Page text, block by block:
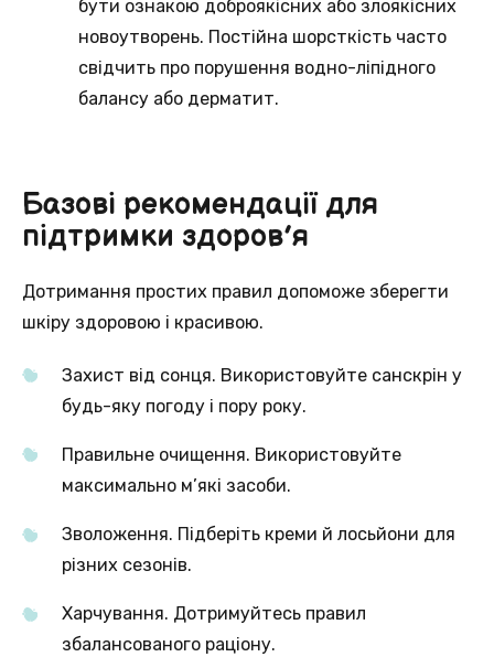
бути ознакою доброякісних або злоякісних
новоутворень. Постійна шорсткість часто
свідчить про порушення водно-ліпідного
балансу або дерматит.
Базові рекомендації для
підтримки здоров’я
Дотримання простих правил допоможе зберегти
шкіру здоровою і красивою.
Захист від сонця. Використовуйте санскрін у
будь-яку погоду і пору року.
Правильне очищення. Використовуйте
максимально м’які засоби.
Зволоження. Підберіть креми й лосьйони для
різних сезонів.
Харчування. Дотримуйтесь правил
збалансованого раціону.